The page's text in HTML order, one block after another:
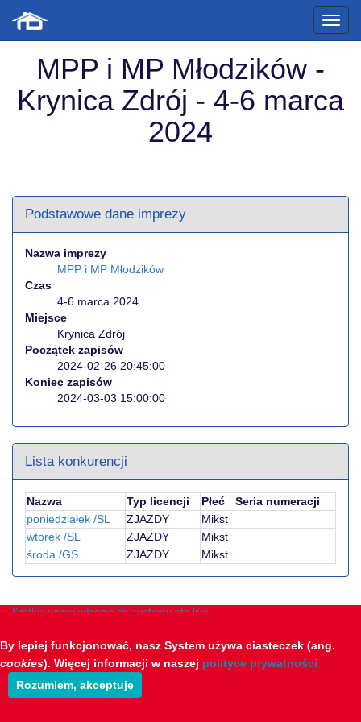
MPP i MP Młodzików -
Krynica Zdrój - 4-6 marca
2024
Podstawowe dane imprezy
Nazwa imprezy
MPP i MP Młodzików
Czas
4-6 marca 2024
Miejsce
Krynica Zdrój
Początek zapisów
2024-02-26 20:45:00
Koniec zapisów
2024-03-03 15:00:00
Lista konkurencji
Nazwa Typ licencji Płeć
Seria numeracji
poniedziałek /SL
ZJAZDY
Mikst
wtorek /SL
ZJAZDY
Mikst
środa /GS
ZJAZDY Mikst
Krótkie wprowadzenie do systemu sts-live
By lepiej funkcjonować, nasz System używa ciasteczek (ang.
cookies). Więcej informacji w naszej polityce prywatności
Rozumiem, akceptuję